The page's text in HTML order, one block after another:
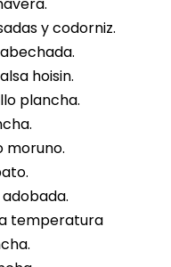
y codorniz.
hoisin.
plancha.
moruno.
temperatura